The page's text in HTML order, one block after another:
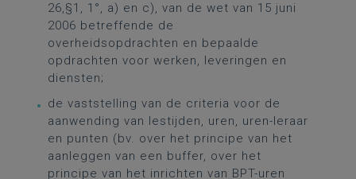
26,§1, 1°, a) en c), van de wet van 15 juni
2006 betreffende de
overheidsopdrachten en bepaalde
opdrachten voor werken, leveringen en
diensten;
de vaststelling van de criteria voor de
aanwending van lestijden, uren, uren-leraar
en punten (bv. over het principe van het
aanleggen van een buffer, over het
principe van het inrichten van BPT-uren